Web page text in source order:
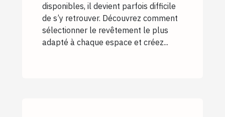
disponibles, il devient parfois difficile
de s’y retrouver. Découvrez comment
sélectionner le revêtement le plus
adapté à chaque espace et créez...